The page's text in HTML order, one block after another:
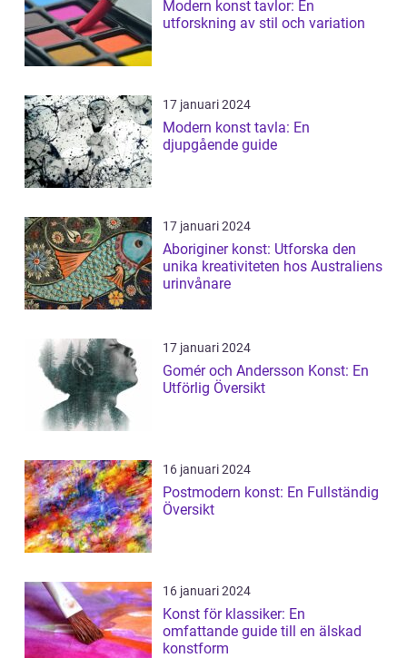
Modern konst tavlor: En
utforskning av stil och variation
17 januari 2024
Modern konst tavla: En
djupgående guide
17 januari 2024
Aboriginer konst: Utforska den
unika kreativiteten hos Australiens
urinvånare
17 januari 2024
Gomér och Andersson Konst: En
Utförlig Översikt
16 januari 2024
Postmodern konst: En Fullständig
Översikt
16 januari 2024
Konst för klassiker: En
omfattande guide till en älskad
konstform